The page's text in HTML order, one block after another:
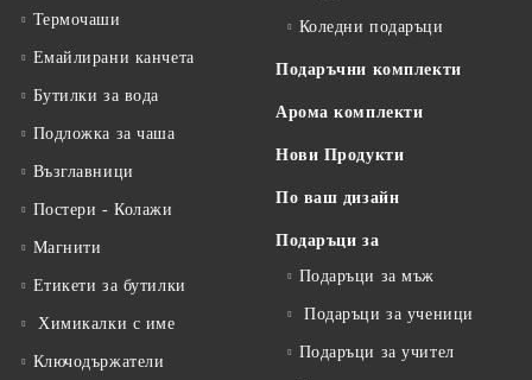
Термочаши
Емайлирани канчета
Бутилки за вода
Подложка за чаша
Възглавници
Постери - Колажи
Магнити
Етикети за бутилки
Химикалки с име
Ключодържатели
Коледни подаръци
Подаръчни комплекти
Арома комплекти
Нови Продукти
По ваш дизайн
Подаръци за
Подаръци за мъж
Подаръци за ученици
Подаръци за учител